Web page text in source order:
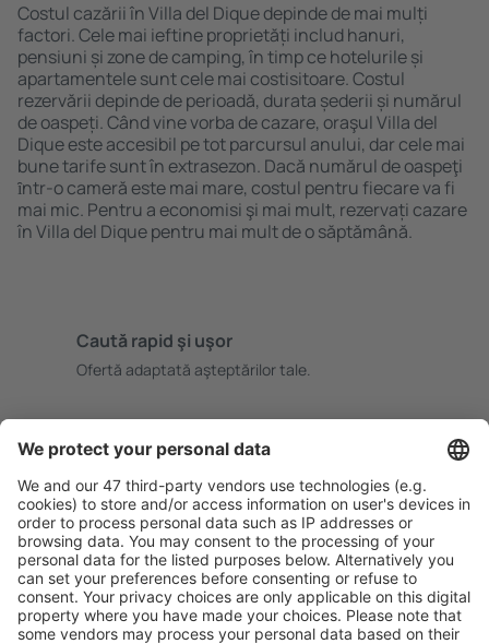
Costul cazării în Villa del Dique depinde de mai mulți
factori. Cele mai ieftine proprietăți includ hanuri,
pensiuni și zone de camping, în timp ce hotelurile și
apartamentele sunt cele mai costisitoare. Costul
rezervării depinde de perioadă, durata șederii și numărul
de oaspeți. Când vine vorba de cazare, oraşul Villa del
Dique este accesibil pe tot parcursul anului, dar cele mai
bune tarife sunt în extrasezon. Dacă numărul de oaspeţi
ȋntr-o cameră este mai mare, costul pentru fiecare va fi
mai mic. Pentru a economisi şi mai mult, rezervați cazare
în Villa del Dique pentru mai mult de o săptămână.
Caută rapid şi uşor
Ofertă adaptată aşteptărilor tale.
Rezervare fără griji cu opțiune gratuită de anulare.
Economiseşte mai mult
Prețuri atractive și oferte speciale pentru utilizatorii
conectați.
Cazarea preferată